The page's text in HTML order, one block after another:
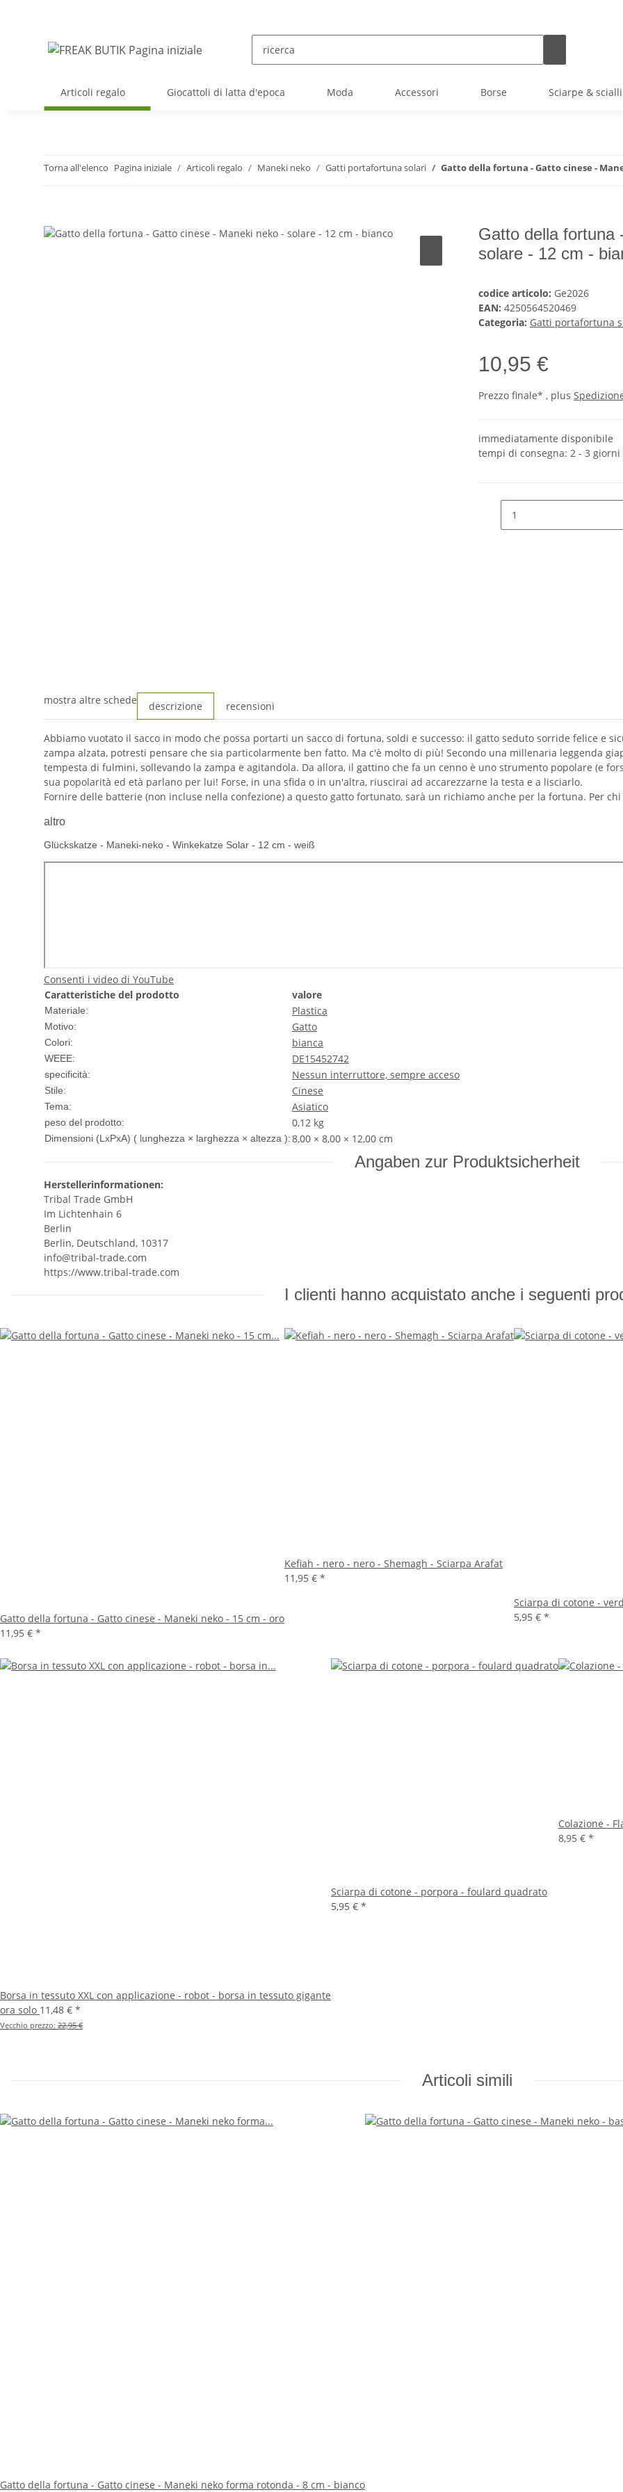
Articoli regalo Giocattoli di latta d'epoca Moda Accessori Borse Sciarpe & scialli
Torna all'elenco Pagina iniziale Articoli regalo Maneki neko Gatti portafortuna solari Gatto della fortuna - Gatto cinese -
Gatto della fortuna
solare - 12 cm -
codice articolo: Ge2026
EAN: 4250564520469
Categoria: Gatti portafortuna
10,95 €
Prezzo finale* , plus
immediatamente disponibile
tempi di consegna: 2 - 3
mostra altre schede descrizione recensioni
Abbiamo vuotato il sacco in modo che possa portarti un sacco di fortuna, soldi e successo: il gatto seduto sorride felice e
zampa alzata, potresti pensare che sia particolarmente ben fatto. Ma c'è molto di più! Secondo una millenaria leggenda
tempesta di fulmini, sollevando la zampa e agitandola. Da allora, il gattino che fa un cenno è uno strumento popolare (e
sua popolarità ed età parlano per lui! Forse, in una sfida o in un'altra, riuscirai ad accarezzarne la testa e a lisciarlo.
Fornire delle batterie (non incluse nella confezione) a questo gatto fortunato, sarà un richiamo anche per la fortuna. Per
altro
Glückskatze - Maneki-neko - Winkekatze Solar - 12 cm - weiß
Consenti i video di YouTube
Caratteristiche del prodotto
valore
Materiale: Plastica
Motivo: Gatto
Colori: bianca
WEEE: DE15452742
specificità: Nessun interruttore, sempre acceso
Stile: Cinese
Tema: Asiatico
peso del prodotto: 0,12 kg
Dimensioni (LxPxA) ( lunghezza × larghezza × altezza ):8,00 × 8,00 × 12,00 cm
Angaben zur Produktsicherheit
Herstellerinformationen:
Tribal Trade GmbH
Im Lichtenhain 6
Berlin
Berlin, Deutschland, 10317
info@tribal-trade.com
https://www.tribal-trade.com
I clienti hanno acquistato anche i seguenti
Gatto della fortuna - Gatto cinese - Maneki neko - 15 cm - oro
11,95 € *
Kefiah - nero - nero - Shemagh - Sciarpa Arafat
11,95 € *
Sciarpa di cotone -
5,95 € *
Borsa in tessuto XXL con applicazione - robot - borsa in tessuto gigante
ora solo 11,48 € *
Vecchio prezzo: 22,95 €
Sciarpa di cotone - porpora - foulard quadrato
5,95 € *
Colazione -
8,95 € *
Articoli simili
Gatto della fortuna - Gatto cinese - Maneki neko forma rotonda - 8 cm - bianco